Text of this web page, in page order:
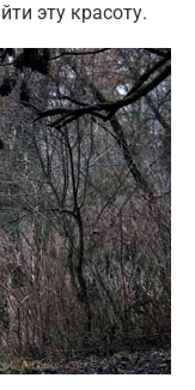
эту красоту.